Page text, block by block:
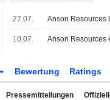
27.07.
10.07.
Bewertung Ratings
Pressemitteilungen